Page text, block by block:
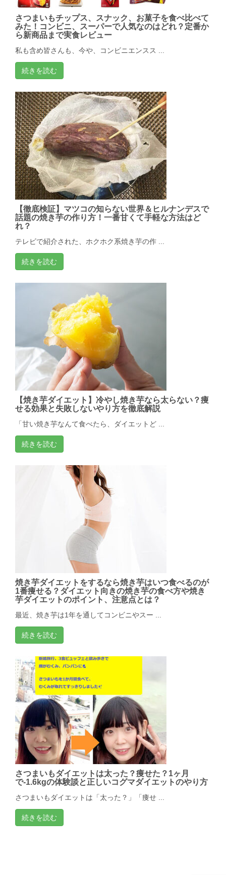
さつまいもチップス、スナック、お菓子を食べ比べて
みた！コンビニ、スーパーで人気なのはどれ？定番か
ら新商品まで実食レビュー
私も含め皆さんも、今や、コンビニエンスス ...
続きを読む
【徹底検証】マツコの知らない世界＆ヒルナンデスで
話題の焼き芋の作り方！一番甘くて手軽な方法はど
れ？
テレビで紹介された、ホクホク系焼き芋の作 ...
続きを読む
【焼き芋ダイエット】冷やし焼き芋なら太らない？痩
せる効果と失敗しないやり方を徹底解説
「甘い焼き芋なんて食べたら、ダイエットど ...
続きを読む
焼き芋ダイエットをするなら焼き芋はいつ食べるのが
1番痩せる？ダイエット向きの焼き芋の食べ方や焼き
芋ダイエットのポイント、注意点とは？
最近、焼き芋は1年を通してコンビニやスー ...
続きを読む
さつまいもダイエットは太った？痩せた？1ヶ月
で-1.6kgの体験談と正しいコグマダイエットのやり方
さつまいもダイエットは「太った？」「痩せ ...
続きを読む